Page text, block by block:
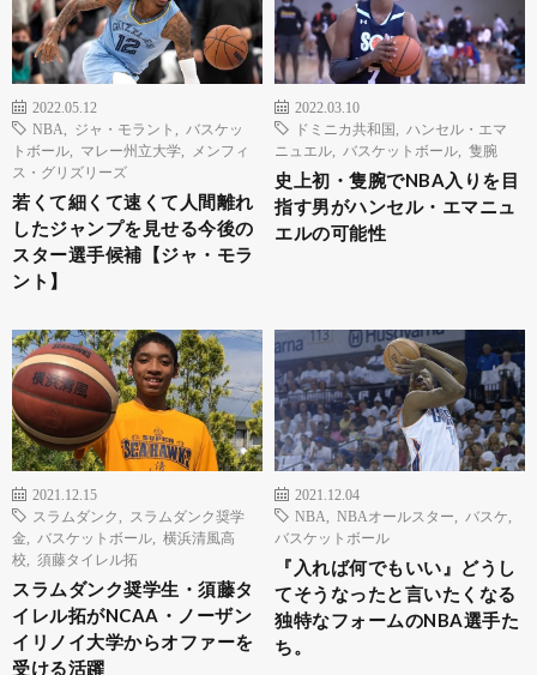
2022.05.12
NBA
ジャ・モラント
バスケッ
トボール
マレー州立大学
メンフィ
ス・グリズリーズ
若くて細くて速くて人間離れ
したジャンプを見せる今後の
スター選手候補【ジャ・モラ
ント】
2022.03.10
ドミニカ共和国
ハンセル・エマ
ニュエル
バスケットボール 隻腕
史上初・隻腕でNBA入りを目
指す男がハンセル・エマニュ
エルの可能性
2021.12.15
スラムダンク
スラムダンク奨学
金
バスケットボール
横浜清風高
校
須藤タイレル拓
スラムダンク奨学生・須藤タ
イレル拓がNCAA・ノーザン
イリノイ大学からオファーを
受ける活躍
2021.12.04
NBA
NBAオールスター バスケ
バスケットボール
『入れば何でもいい』どうし
てそうなったと言いたくなる
独特なフォームのNBA選手た
ち。